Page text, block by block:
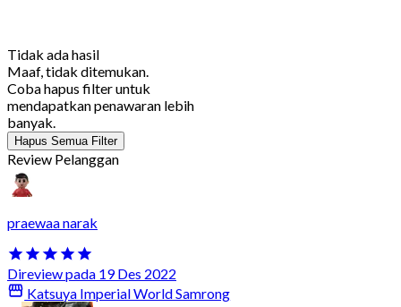
Tidak ada hasil
Maaf, tidak ditemukan.
Coba hapus filter untuk
mendapatkan penawaran lebih
banyak.
Hapus Semua Filter
Review Pelanggan
praewaa narak
Direview pada 19 Des 2022
Katsuya Imperial World Samrong